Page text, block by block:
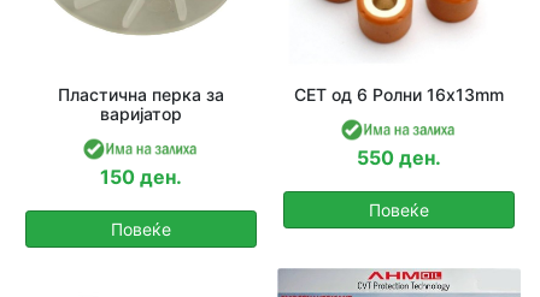
Пластична перка за
варијатор
150 ден.
Повеќе
СЕТ од 6 Ролни 16x13mm
550 ден.
Повеќе